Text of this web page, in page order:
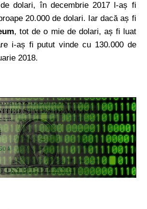
dolari, în decembrie 2017 l-aș fi
20.000 de dolari. Iar dacă aș fi
, tot de o mie de dolari, aș fi luat
i-aș fi putut vinde cu 130.000 de
2018.